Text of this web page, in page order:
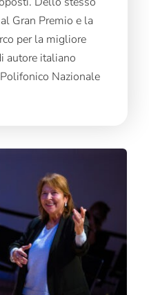
Gran Premio e la
per la migliore
autore italiano
Nazionale